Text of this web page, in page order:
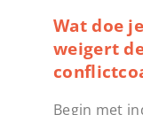
Wat doe
weigert
Begin met